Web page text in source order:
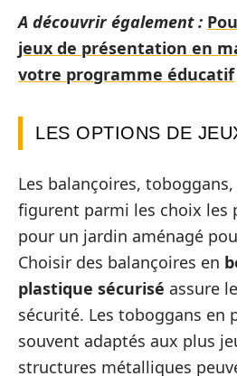
A découvrir également :
jeux de présentation en
votre programme éducatif
LES OPTIONS DE
Les balançoires,
figurent parmi les choix les
pour un jardin aménagé
Choisir des balançoires en
plastique sécurisé assure
sécurité. Les toboggans en
souvent adaptés aux plus
structures métalliques